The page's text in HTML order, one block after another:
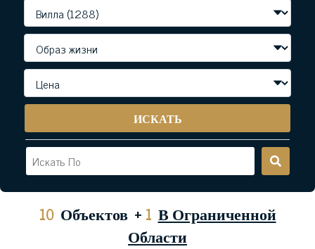
ИСКАТЬ
10 Объектов + 1 В Ограниченной
Области